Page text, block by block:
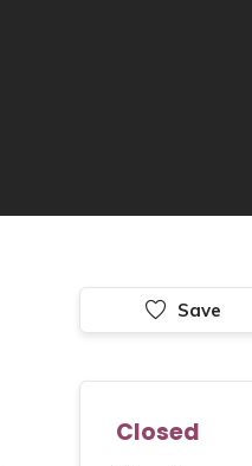
Save
Closed